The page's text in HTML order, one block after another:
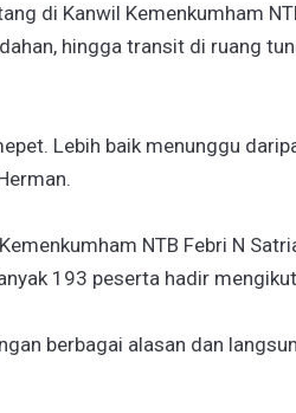
di Kanwil Kemenkumham
hingga transit di ruang
Lebih baik menunggu
NTB Febri N
193 peserta hadir
berbagai alasan dan